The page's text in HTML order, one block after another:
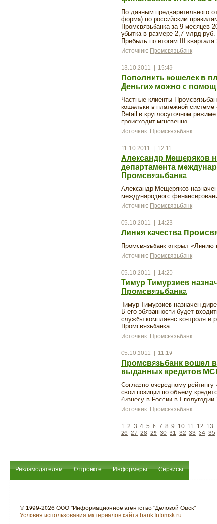
По данным предварительного
форма) по российским
Промсвязьбанка за 9 месяцев
убытка в размере 2,7 млрд
Прибыль по итогам III
Источник: Промсвязьбанк
13.10.2011 | 15:49
Пополнить кошелек в
Деньги» можно с
Частные клиенты
кошельки в платежной системе
Retail в круглосуточном
происходит мгновенно.
Источник: Промсвязьбанк
11.10.2011 | 12:11
Александр Мещеряков
департамента
Промсвязьбанка
Александр Мещеряков
международного
Источник: Промсвязьбанк
05.10.2011 | 14:23
Линия качества
Промсвязьбанк открыл «Линию
Источник: Промсвязьбанк
05.10.2011 | 14:20
Тимур Тимурзиев
Промсвязьбанка
Тимур Тимурзиев назначен
В его обязанности будет
службы комплаенс контроля и
Промсвязьбанка.
Источник: Промсвязьбанк
05.10.2011 | 11:19
Промсвязьбанк вошел
выданных кредитов
Согласно очередному
свои позиции по объему
бизнесу в России в I
Источник: Промсвязьбанк
1 2 3 4 5 6 7 8 9 10 11 12 13
26 27 28 29 30 31 32 33 34 35
Рекламодателям О проекте Информеры Сервисы
© 1999-2026 ООО "Информационное агентство "Деловой Омск"
Условия использования материалов сайта bank.Infomsk.ru